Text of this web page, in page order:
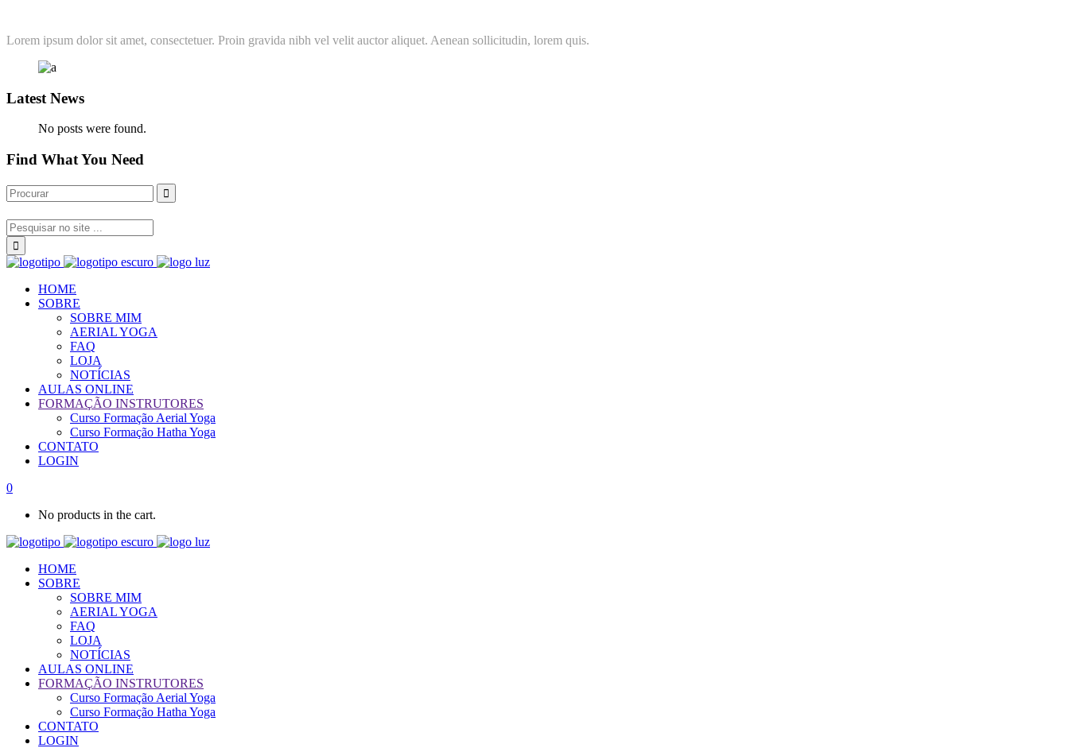
Lorem ipsum dolor sit amet, consectetuer. Proin gravida nibh vel velit auctor aliquet. Aenean sollicitudin, lorem quis.
Latest News
No posts were found.
Find What You Need
HOME
SOBRE
SOBRE MIM
AERIAL YOGA
FAQ
LOJA
NOTÍCIAS
AULAS ONLINE
FORMAÇÃO INSTRUTORES
Curso Formação Aerial Yoga
Curso Formação Hatha Yoga
CONTATO
LOGIN
0
No products in the cart.
HOME
SOBRE
SOBRE MIM
AERIAL YOGA
FAQ
LOJA
NOTÍCIAS
AULAS ONLINE
FORMAÇÃO INSTRUTORES
Curso Formação Aerial Yoga
Curso Formação Hatha Yoga
CONTATO
LOGIN